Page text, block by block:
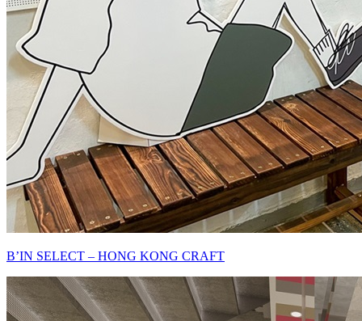
B’IN SELECT – HONG KONG CRAFT